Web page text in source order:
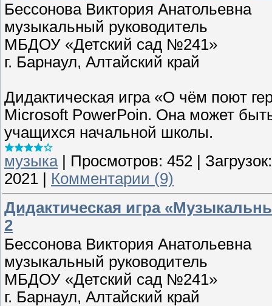
Бессонова Виктория Анатольевна
музыкальный руководитель
МБДОУ «Детский сад №241»
г. Барнаул, Алтайский край
Дидактическая игра «О чём поют
Microsoft PowerPoin. Она может
учащихся начальной школы.
музыка| Просмотров: 452
Загрузок:
2021
Комментарии (9)
Дидактическая игра
2
Бессонова Виктория Анатольевна
музыкальный руководитель
МБДОУ «Детский сад №241»
г. Барнаул, Алтайский край